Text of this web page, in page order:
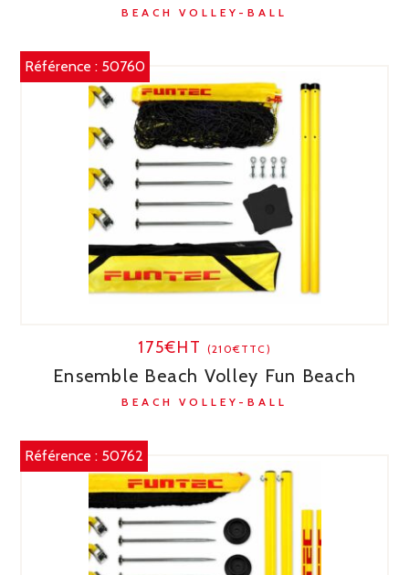
BEACH VOLLEY-BALL
Référence : 50760
175€HT(210€TTC)
Ensemble Beach Volley Fun Beach
BEACH VOLLEY-BALL
Référence : 50762